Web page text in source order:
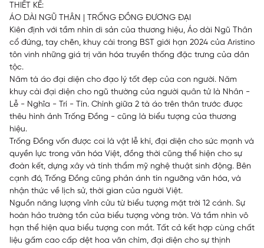
THIẾT KẾ:
ÁO DÀI NGŨ THÂN | TRỐNG ĐỒNG ĐƯƠNG ĐẠI
Kiên định với tầm nhìn di sản của thương hiệu, Áo dài Ngũ Thân
cổ đứng, tay chẽn, khuy cài trong BST giới hạn 2024 của Aristino
tôn vinh những giá trị văn hóa truyền thống đặc trưng của dân
tộc.
Năm tà áo đại diện cho đạo lý tốt đẹp của con người. Năm
khuy cài đại diện cho ngũ thường của người quân tử là Nhân -
Lễ - Nghĩa - Trí - Tín. Chính giữa 2 tà áo trên thân trước được
thêu hình ảnh Trống Đồng - cũng là biểu tượng của thương
hiệu.
Trống Đồng vốn được coi là vật lễ khí, đại diện cho sức mạnh và
quyền lực trong văn hóa Việt, đồng thời cũng thể hiện cho sự
đoàn kết, dựng xây và tính thẩm mỹ nghệ thuật sinh động. Bên
cạnh đó, Trống Đồng cũng phản ánh tín ngưỡng văn hóa, và
nhận thức về lịch sử, thời gian của người Việt.
Nguồn năng lượng vĩnh cửu từ biểu tượng mặt trời 12 cánh. Sự
hoàn hảo trường tồn của biểu tượng vòng tròn. Và tầm nhìn vô
hạn thể hiện qua biểu tượng con mắt. Tất cả kết hợp cùng chất
liệu gấm cao cấp dệt hoa văn chìm, đại diện cho sự thịnh